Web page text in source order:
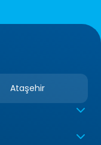
Ataşehir